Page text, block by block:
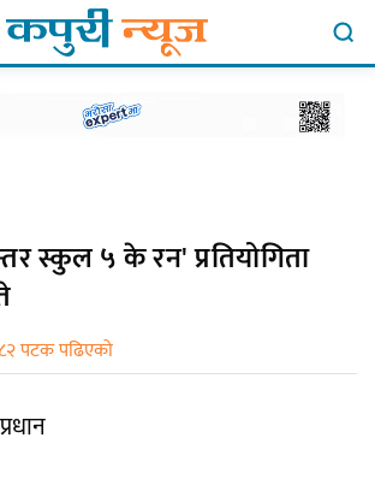
स्कुल ५ के रन' प्रतियोगिता
पटक पढिएको